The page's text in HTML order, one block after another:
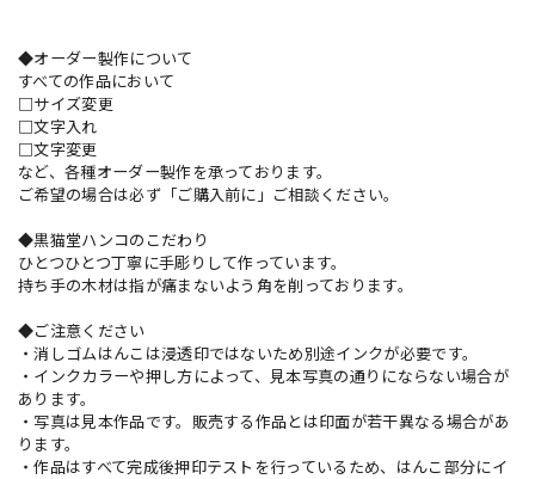
◆オーダー製作について
すべての作品において
□サイズ変更
□文字入れ
□文字変更
など、各種オーダー製作を承っております。
ご希望の場合は必ず「ご購入前に」ご相談ください。
◆黒猫堂ハンコのこだわり
ひとつひとつ丁寧に手彫りして作っています。
持ち手の木材は指が痛まないよう角を削っております。
◆ご注意ください
・消しゴムはんこは浸透印ではないため別途インクが必要です。
・インクカラーや押し方によって、見本写真の通りにならない場合が
あります。
・写真は見本作品です。販売する作品とは印面が若干異なる場合があ
ります。
・作品はすべて完成後押印テストを行っているため、はんこ部分にイ